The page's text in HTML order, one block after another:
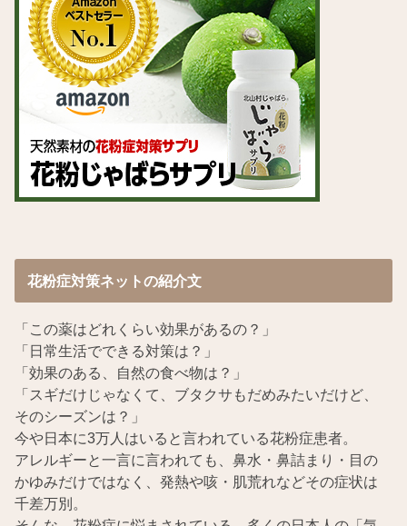
花粉症対策ネットの紹介文
「この薬はどれくらい効果があるの？」
「日常生活でできる対策は？」
「効果のある、自然の食べ物は？」
「スギだけじゃなくて、ブタクサもだめみたいだけど、
そのシーズンは？」
今や日本に3万人はいると言われている花粉症患者。
アレルギーと一言に言われても、鼻水・鼻詰まり・目の
かゆみだけではなく、発熱や咳・肌荒れなどその症状は
千差万別。